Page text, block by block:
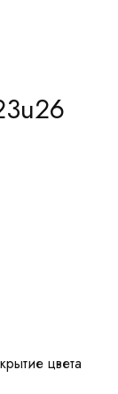
цвета